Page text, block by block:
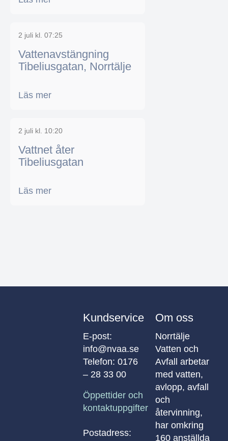
2 juli kl. 07:25
Vattenavstängning
Tibeliusgatan, Norrtälje
Läs mer
2 juli kl. 10:20
Vattnet åter
Tibeliusgatan
Läs mer
Kundservice
E-post:
info@nvaa.se
Telefon: 0176
– 28 33 00
Öppettider och
kontaktuppgifter
Postadress:
Om oss
Norrtälje
Vatten och
Avfall arbetar
med vatten,
avlopp, avfall
och
återvinning,
har omkring
160 anställda